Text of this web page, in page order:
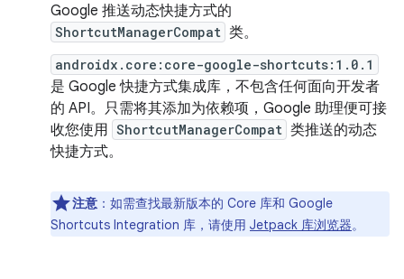
Google 推送动态快捷方式的
ShortcutManagerCompat 类。
androidx.core:core-google-shortcuts:1.0.1
是 Google 快捷方式集成库，不包含任何面向开发者
的 API。只需将其添加为依赖项，Google 助理便可接
收您使用 ShortcutManagerCompat 类推送的动态
快捷方式。
注意 ：如需查找最新版本的 Core 库和 Google
Shortcuts Integration 库，请使用 Jetpack 库浏览器。